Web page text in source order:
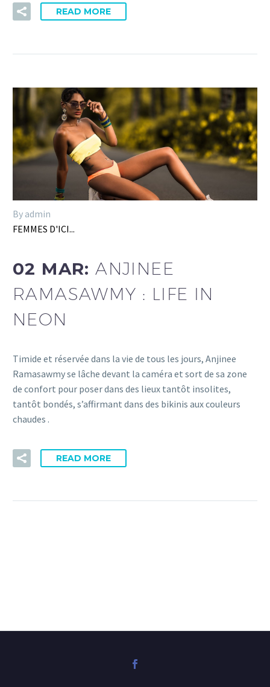
READ MORE
By admin
FEMMES D'ICI...
02 MAR:ANJINEE
RAMASAWMY : LIFE IN
NEON
Timide et réservée dans la vie de tous les jours, Anjinee
Ramasawmy se lâche devant la caméra et sort de sa zone
de confort pour poser dans des lieux tantôt insolites,
tantôt bondés, s’affirmant dans des bikinis aux couleurs
chaudes .
READ MORE